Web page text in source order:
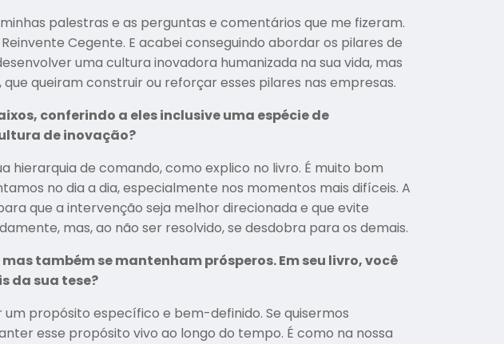
palestras e as perguntas e comentários que me fizeram.
Cegente. E acabei conseguindo abordar os pilares de
uma cultura inovadora humanizada na sua vida, mas
queiram construir ou reforçar esses pilares nas empresas.
conferindo a eles inclusive uma espécie de
de inovação?
hierarquia de comando, como explico no livro. É muito bom
no dia a dia, especialmente nos momentos mais difíceis. A
que a intervenção seja melhor direcionada e que evite
mas, ao não ser resolvido, se desdobra para os demais.
também se mantenham prósperos. Em seu livro, você
da sua tese?
propósito específico e bem-definido. Se quisermos
esse propósito vivo ao longo do tempo. É como na nossa